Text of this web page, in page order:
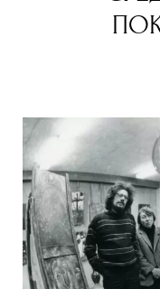
CARPATHIAN